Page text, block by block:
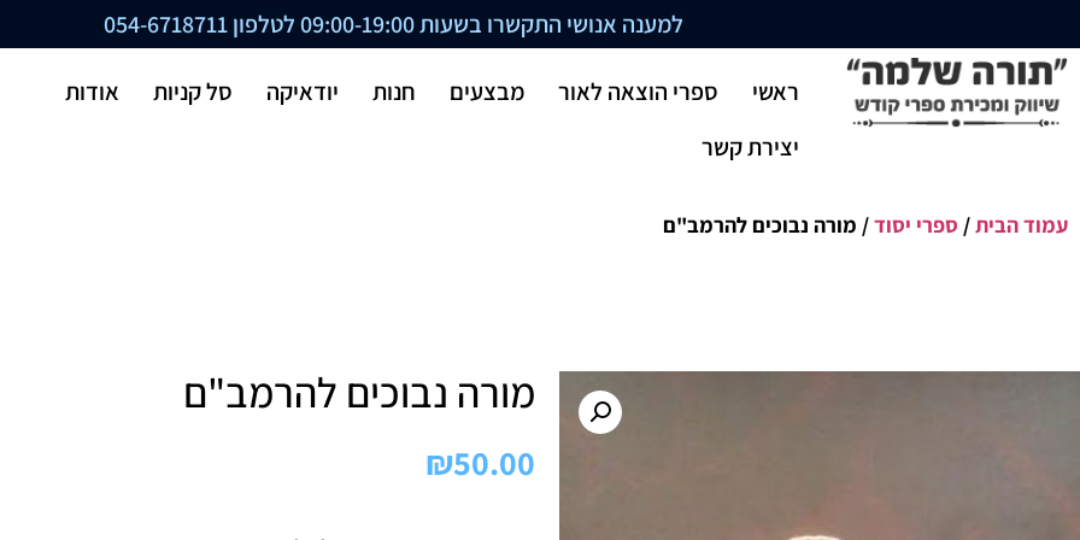
למענה אנושי התקשרו בשעות 09:00-19:00 לטלפון 054-6718711
ראשי ספרי הוצאה לאור מבצעים חנות יודאיקה סל קניות
אודות
יצירת קשר
עמוד הבית/ ספרי יסוד/ מורה נבוכים להרמב"ם
מורה נבוכים להרמב"ם
₪50.00